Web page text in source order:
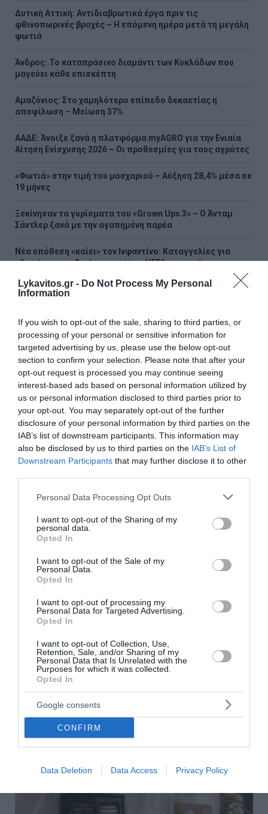
Lykavitos.gr - Do Not Process My Personal
Information
If you wish to opt-out of the sale, sharing to third parties, or
processing of your personal or sensitive information for
targeted advertising by us, please use the below opt-out
section to confirm your selection. Please note that after your
opt-out request is processed you may continue seeing
interest-based ads based on personal information utilized by
us or personal information disclosed to third parties prior to
your opt-out. You may separately opt-out of the further
disclosure of your personal information by third parties on the
IAB’s list of downstream participants. This information may
also be disclosed by us to third parties on the IAB’s List of
Downstream Participants that may further disclose it to other
Please note that this website/app uses one or more Google
not limited to your visit or usage behaviour. You may click to
grant or deny consent to Google and its third-party tags to
use your data for below specified purposes in below Google
consent section.
Personal Data Processing Opt Outs
I want to opt-out of the Sharing of my
personal data.
Opted In
I want to opt-out of the Sale of my
Personal Data.
Opted In
I want to opt-out of processing my
Personal Data for Targeted Advertising.
Opted In
I want to opt-out of Collection, Use,
Retention, Sale, and/or Sharing of my
Personal Data that Is Unrelated with the
Purposes for which it was collected.
Opted In
Google consents
CONFIRM
Data Deletion Data Access Privacy Policy
Δυτική Αττική: Αντιδιαβρωτικά έργα πριν τις
φθινοπωρινές βροχές – Η επόμενη ημέρα μετά τη μεγάλη
φωτιά
Άνδρος: Το καταπράσινο διαμάντι των Κυκλάδων που
μαγεύει κάθε επισκέπτη
Αμαζόνιος: Στο χαμηλότερο επίπεδο δεκαετίας η
αποψίλωση – Μείωση 37%
ΑΑΔΕ: Άνοιξε ξανά η πλατφόρμα myAGRO για την Ενιαία
Αίτηση Ενίσχυσης 2026 – Οι προθεσμίες για τους αγρότες
«Φωτιά» στην τιμή του μοσχαριού – Αύξηση 28,4% μέσα σε
19 μήνες
Ξεκίνησαν τα γυρίσματα του «Grown Ups 3» – Ο Άνταμ
Σάντλερ ξανά με την αγαπημένη παρέα
Νέα υπόθεση «καίει» τον Ινφαντίνο: Καταγγελίες για
εξαψήφια αποζημίωση από την UEFA σε γυναίκα με την
Τα επικίνδυνα σχέδια Πούτιν για επίθεση στο ΝΑΤΟ – Το
εφιαλτικό σενάριο που τρέμει η Ευρώπη
ΟΛΕΣ ΟΙ ΕΙΔΗΣΕΙΣ →
διαβάστε ακόμη
Νέα εξέλιξη στη μεγάλη υπόθεση της
ρωσόφωνης μαφίας – Δύο συλλήψεις στην
Αθήνα
Ένα ακόμη μέλος της ρωσόφωνης μαφίας συνελήφθη
χθες το απόγευμα στο Παλαιό Φάληρο, στα όρια με την
Καλλιθέα, σύμφωνα με αστυνομικές πηγές. Πρόκειται για
49χρονο, σε βάρος του οπ...